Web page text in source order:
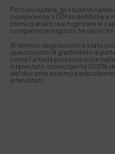
Per concludere, gli studenti
competenze STEM scientifiche e
chimica analitica e migliorare le
competenze linguistiche tecniche
Al termine degli incontri è stato
questionario di gradimento ai
come l’attività proposta si sia
intervistati), coinvolgente (100%
del docente esterno
intervistati).